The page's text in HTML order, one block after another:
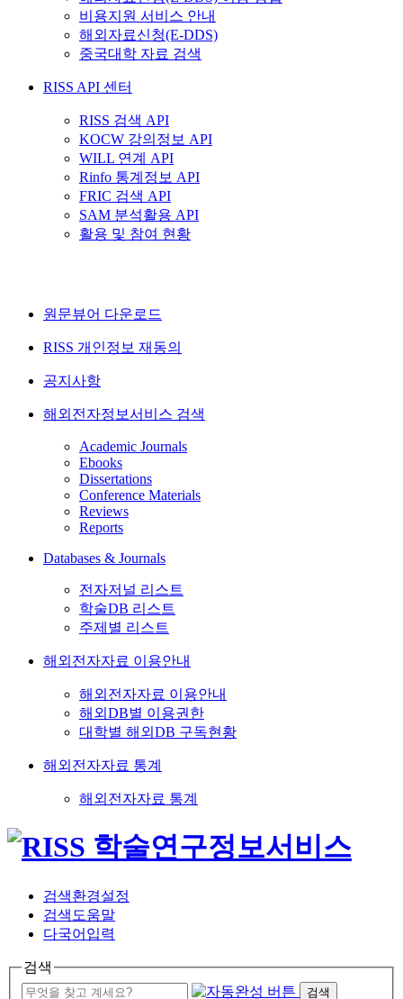
비용지원 서비스 안내
해외자료신청(E-DDS)
중국대학 자료 검색
RISS API 센터
RISS 검색 API
KOCW 강의정보 API
WILL 연계 API
Rinfo 통계정보 API
FRIC 검색 API
SAM 분석활용 API
활용 및 참여 현황
원문뷰어 다운로드
RISS 개인정보 재동의
공지사항
해외전자정보서비스 검색
Academic Journals
Ebooks
Dissertations
Conference Materials
Reviews
Reports
Databases & Journals
전자저널 리스트
학술DB 리스트
주제별 리스트
해외전자자료 이용안내
해외전자자료 이용안내
해외DB별 이용권한
대학별 해외DB 구독현황
해외전자자료 통계
해외전자자료 통계
검색환경설정
검색도움말
다국어입력
검색
검색